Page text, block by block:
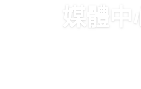
媒體中心